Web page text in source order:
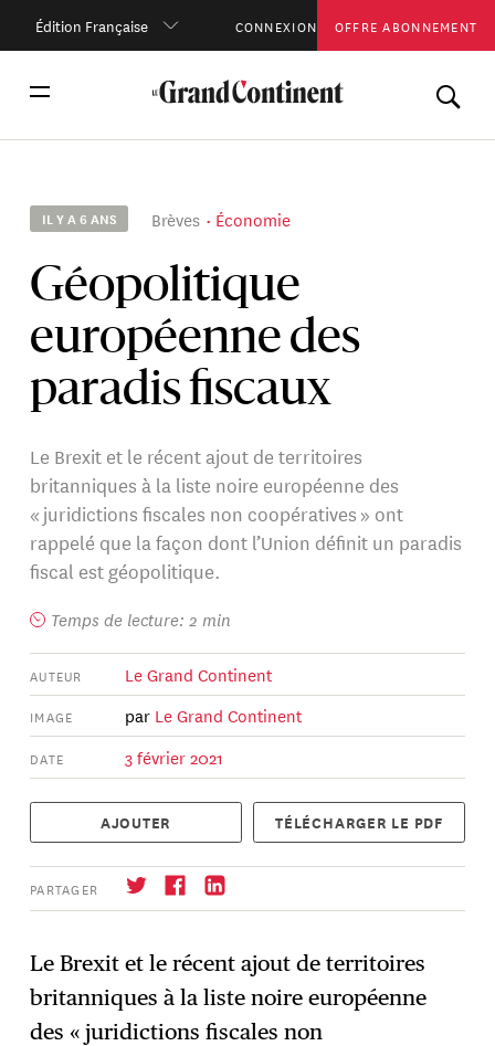
Édition Française CONNEXION OFFRE ABONNEMENT
IL Y A 6 ANS Brèves Économie
Géopolitique
européenne des
paradis fiscaux
Le Brexit et le récent ajout de territoires
britanniques à la liste noire européenne des
« juridictions fiscales non coopératives » ont
rappelé que la façon dont l’Union définit un paradis
fiscal est géopolitique.
Temps de lecture: 2 min
AUTEUR Le Grand Continent
IMAGE par Le Grand Continent
DATE 3 février 2021
AJOUTER TÉLÉCHARGER LE PDF
PARTAGER
→ S'abonner
Le Brexit et le récent ajout de territoires
britanniques à la liste noire européenne
des « juridictions fiscales non